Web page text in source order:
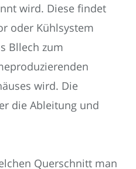
wird. Diese findet
oder Kühlsystem
Bllech zum
wird. Die
die Ableitung und
Querschnitt man